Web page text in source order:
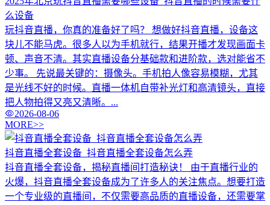
么设备
玩抖音直播，你真的准备好了吗？ 想做好抖音直播，设备这
块儿不能马虎。很多人以为手机就行，结果开播才发现画面卡
顿、声音不清。其实直播设备分基础款和进阶款，选对能省不
少事。 先说最关键的：摄像头。手机拍人像容易模糊，尤其
是光线不好的时候。直播一体机自带补光灯和高清镜头，直接
把人物拍得又亮又清晰。...
2026-08-06
MORE>>
抖音直播全套设备_抖音直播全套设备怎么弄
抖音直播全套设备，揭秘直播间打造秘诀！ 由于直播行业的
火爆，抖音直播全套设备成为了许多人的关注焦点。想要打造
一个专业级的直播间，不仅需要高品质的直播设备，还需要掌